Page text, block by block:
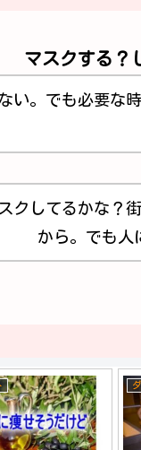
マスクする？
い。でも必要な
クしてるかな？
から。でも人